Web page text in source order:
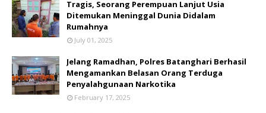
Tragis, Seorang Perempuan Lanjut Usia
Ditemukan Meninggal Dunia Didalam
Rumahnya
July 01, 2025
Jelang Ramadhan, Polres Batanghari Berhasil
Mengamankan Belasan Orang Terduga
Penyalahgunaan Narkotika
February 17, 2025